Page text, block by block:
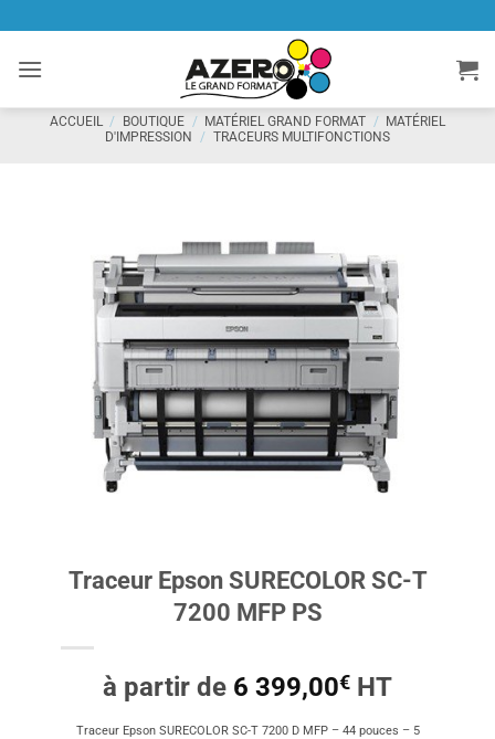
contenu
ACCUEIL / BOUTIQUE / MATÉRIEL GRAND FORMAT / MATÉRIEL
D'IMPRESSION
/ TRACEURS MULTIFONCTIONS
Traceur Epson SURECOLOR SC-T
7200 MFP PS
à partir de 6 399,00€ HT
Traceur Epson SURECOLOR SC-T 7200 D MFP – 44 pouces – 5